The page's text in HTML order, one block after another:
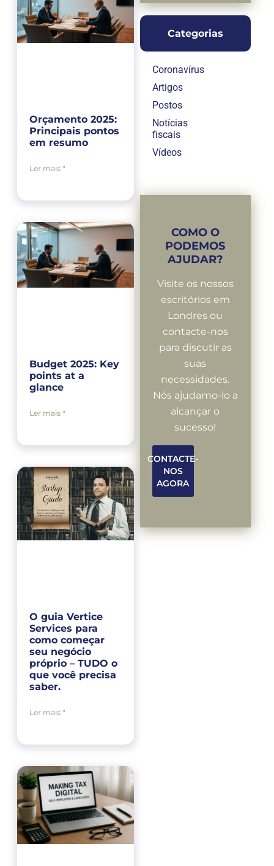
Orçamento 2025:
Principais pontos
em resumo
Ler mais "
Budget 2025: Key
points at a
glance
Ler mais "
O guia Vertice
Services para
como começar
seu negócio
próprio – TUDO o
que você precisa
saber.
Ler mais "
Categorias
Coronavírus
Artigos
Postos
Notícias
fiscais
Vídeos
COMO O
PODEMOS
AJUDAR?
Visite os nossos
escritórios em
Londres ou
contacte-nos
para discutir as
suas
necessidades.
Nós ajudamo-lo a
alcançar o
sucesso!
CONTACTE-
NOS
AGORA